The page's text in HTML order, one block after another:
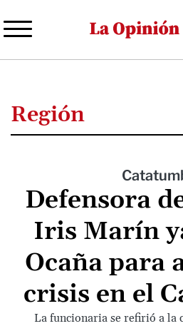
al
Región
Defensora
Iris Marín
Ocaña para
crisis en el
La funcionaria se refirió a la